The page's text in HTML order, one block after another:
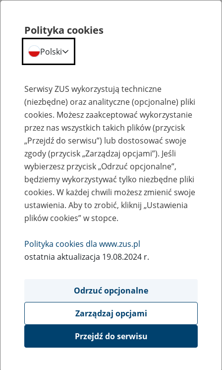
Przepraszamy,
podana strona nie została znaleziona.
Błąd 404
Przejdź do strony głównej
Polityka cookies
Polski
Serwisy ZUS wykorzystują techniczne
(niezbędne) oraz analityczne (opcjonalne) pliki
cookies. Możesz zaakceptować wykorzystanie
przez nas wszystkich takich plików (przycisk
„Przejdź do serwisu”) lub dostosować swoje
zgody (przycisk „Zarządzaj opcjami”). Jeśli
wybierzesz przycisk „Odrzuć opcjonalne”,
będziemy wykorzystywać tylko niezbędne pliki
cookies. W każdej chwili możesz zmienić swoje
ustawienia. Aby to zrobić, kliknij „Ustawienia
plików cookies” w stopce.
Polityka cookies dla www.zus.pl
ostatnia aktualizacja 19.08.2024 r.
Odrzuć opcjonalne
Zarządzaj opcjami
Przejdź do serwisu